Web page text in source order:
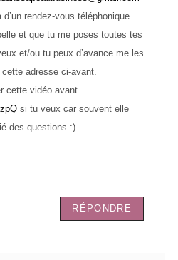
rendez-vous téléphonique
et que tu me poses toutes tes
et/ou tu peux d’avance me les
adresse ci-avant.
cette vidéo avant
si tu veux car souvent elle
des questions :)
RÉPONDRE